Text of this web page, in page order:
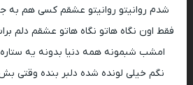
شدم روانیتو روانیتو عشقم کسی هم به
فقط اون نگاه هاتو نگاه هاتو عشقم دلم
امشب شبمونه همه دنیا بدونه یه
نگم خیلی لونده شده دلبر بنده وقتی